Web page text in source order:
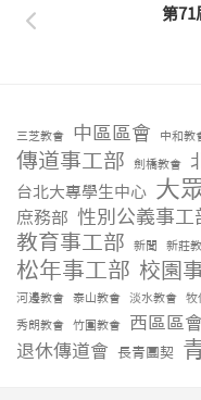
第71
三芝教會 中區區會 中和教
傳道事工部 劍橋教會
台北大專學生中心 大
庶務部 性別公義事工
教育事工部 新聞 新莊
松年事工部 校園
河邊教會 泰山教會 淡水教會 牧
秀朗教會 竹圍教會 西區區會
退休傳道會 長青團契